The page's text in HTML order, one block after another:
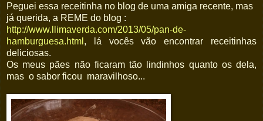
Peguei essa receitinha no blog de uma amiga recente, mas
já querida, a REME do blog :
http://www.llimaverda.com/2013/05/pan-de-
hamburguesa.html , lá vocês vão encontrar receitinhas
deliciosas.
Os meus pães não ficaram tão lindinhos quanto os dela,
mas o sabor ficou maravilhoso...